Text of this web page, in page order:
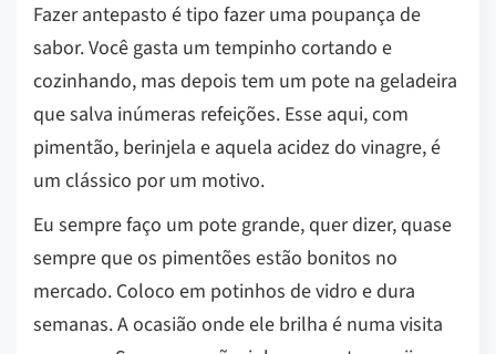
Fazer antepasto é tipo fazer uma poupança de
sabor. Você gasta um tempinho cortando e
cozinhando, mas depois tem um pote na geladeira
que salva inúmeras refeições. Esse aqui, com
pimentão, berinjela e aquela acidez do vinagre, é
um clássico por um motivo.
Eu sempre faço um pote grande, quer dizer, quase
sempre que os pimentões estão bonitos no
mercado. Coloco em potinhos de vidro e dura
semanas. A ocasião onde ele brilha é numa visita